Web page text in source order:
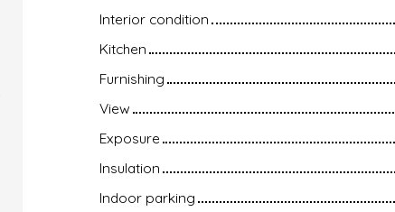
Interior condition
Kitchen
Furnishing
View
Exposure
Insulation
Indoor parking